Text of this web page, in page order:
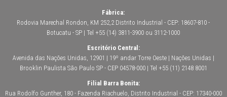
Fábrica:
Rodovia Marechal Rondon, KM 252,2 Distrito Industrial - CEP: 18607-810 -
Botucatu - SP | Tel +55 (14) 3811-3900 ou 3112-1000
Escritório Central:
Avenida das Nações Unidas, 12901 | 19º andar Torre Oeste | Nações Unidas |
Brooklin Paulista São Paulo SP - CEP 04578-000 | Tel +55 (11) 2148 8001
Filial Barra Bonita:
Rua Rodolfo Gunther, 180 - Fazenda Riachuelo, Distrito Industrial - CEP: 17340-000